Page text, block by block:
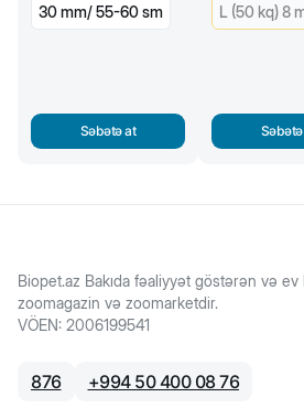
30 mm/ 55-60 sm
Səbətə at
L (50 kq) 8
Biopet.az Bakıda fəaliyyət göstərən və
zoomagazin və zoomarketdir.
VÖEN: 2006199541
876 +994 50 400 08 76